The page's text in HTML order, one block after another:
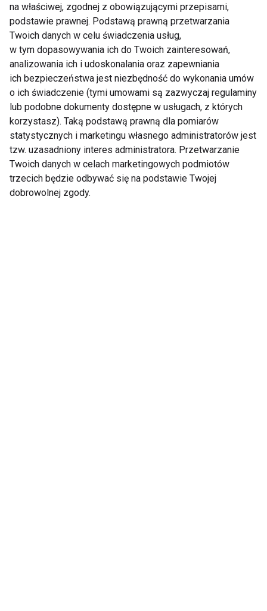
Kolagen na stawy -
jaki wybrać i na co
zwrócić uwagę?
Jak guma do żucia
wpływa na zdrowie
naszych zębów i
stawów?
na właściwej, zgodnej z obowiązującymi przepisami,
podstawie prawnej. Podstawą prawną przetwarzania
Twoich danych w celu świadczenia usług,
w tym dopasowywania ich do Twoich zainteresowań,
analizowania ich i udoskonalania oraz zapewniania
ich bezpieczeństwa jest niezbędność do wykonania umów
o ich świadczenie (tymi umowami są zazwyczaj regulaminy
lub podobne dokumenty dostępne w usługach, z których
korzystasz). Taką podstawą prawną dla pomiarów
statystycznych i marketingu własnego administratorów jest
tzw. uzasadniony interes administratora. Przetwarzanie
Twoich danych w celach marketingowych podmiotów
trzecich będzie odbywać się na podstawie Twojej
dobrowolnej zgody.